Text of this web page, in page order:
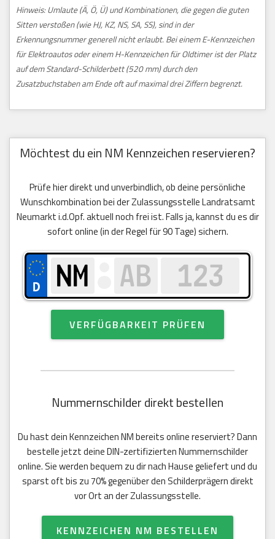
Hinweis: Umlaute (Ä, Ö, Ü) und Kombinationen, die gegen die guten
Sitten verstoßen (wie HJ, KZ, NS, SA, SS), sind in der
Erkennungsnummer generell nicht erlaubt. Bei einem E-Kennzeichen
für Elektroautos oder einem H-Kennzeichen für Oldtimer ist der Platz
auf dem Standard-Schilderbett (520 mm) durch den
Zusatzbuchstaben am Ende oft auf maximal drei Ziffern begrenzt.
Möchtest du ein NM Kennzeichen reservieren?
Prüfe hier direkt und unverbindlich, ob deine persönliche
Wunschkombination bei der Zulassungsstelle Landratsamt
Neumarkt i.d.Opf. aktuell noch frei ist. Falls ja, kannst du es dir
sofort online (in der Regel für 90 Tage) sichern.
VERFÜGBARKEIT PRÜFEN
Nummernschilder direkt bestellen
Du hast dein Kennzeichen NM bereits online reserviert? Dann
bestelle jetzt deine DIN-zertifizierten Nummernschilder
online. Sie werden bequem zu dir nach Hause geliefert und du
sparst oft bis zu 70% gegenüber den Schilderprägern direkt
vor Ort an der Zulassungsstelle.
KENNZEICHEN NM BESTELLEN